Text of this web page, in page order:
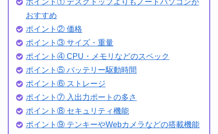
ポイント① デスクトップよりもノートパソコンが
おすすめ
ポイント② 価格
ポイント③ サイズ・重量
ポイント④ CPU・メモリなどのスペック
ポイント⑤ バッテリー駆動時間
ポイント⑥ ストレージ
ポイント⑦ 入出力ポートの多さ
ポイント⑧ セキュリティ機能
ポイント⑨ テンキーやWebカメラなどの搭載機能